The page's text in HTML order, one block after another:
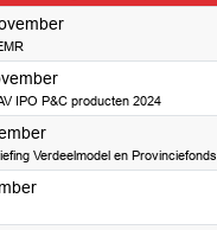
2024
2024
IPO P&C producten 2024
2024
Verdeelmodel en Provinciefonds
2024